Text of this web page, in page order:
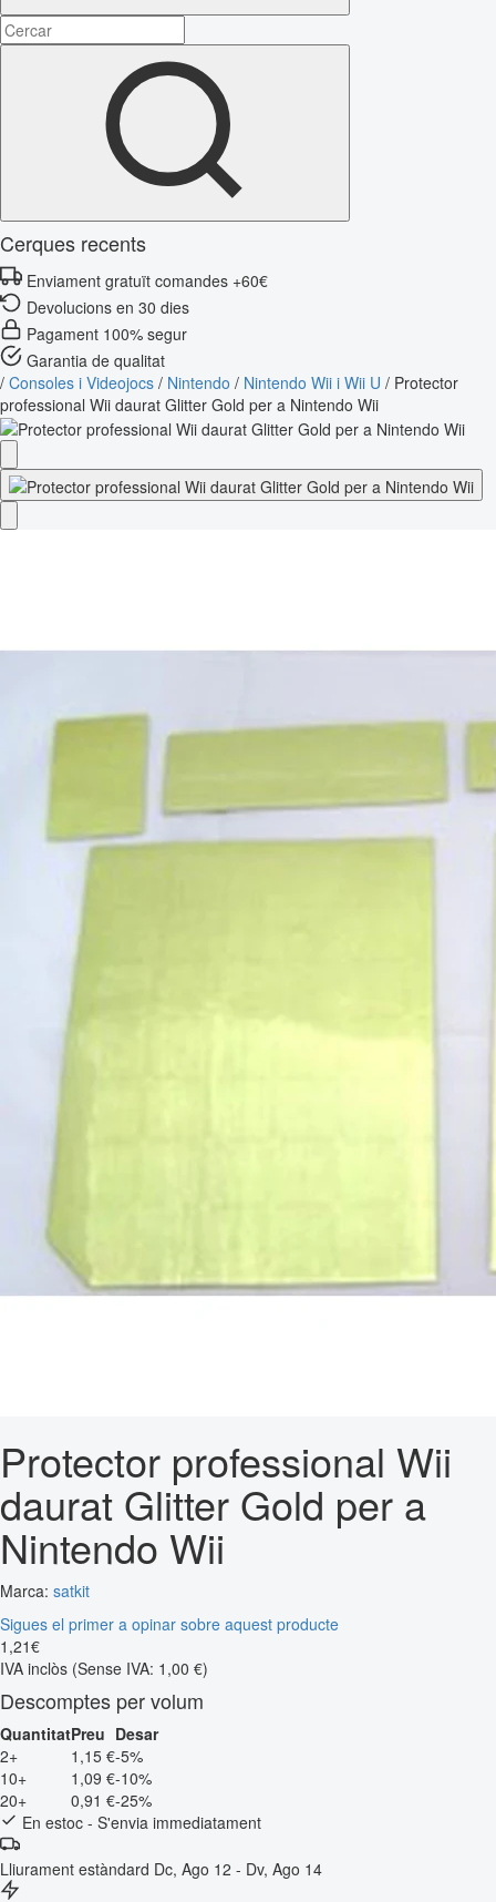
Cerques recents
Enviament gratuït comandes +60€
Devolucions en 30 dies
Pagament 100% segur
Garantia de qualitat
/ Consoles i Videojocs / Nintendo / Nintendo Wii i Wii U / Protector
professional Wii daurat Glitter Gold per a Nintendo Wii
Protector professional Wii
daurat Glitter Gold per a
Nintendo Wii
Marca: satkit
Sigues el primer a opinar sobre aquest producte
1 ,21€
IVA inclòs (Sense IVA: 1,00 €)
Descomptes per volum
QuantitatPreu Desar
2+
1,15 €-5%
10+
1,09 €-10%
20+
0,91 €-25%
En estoc - S'envia immediatament
Lliurament estàndard Dc, Ago 12 - Dv, Ago 14